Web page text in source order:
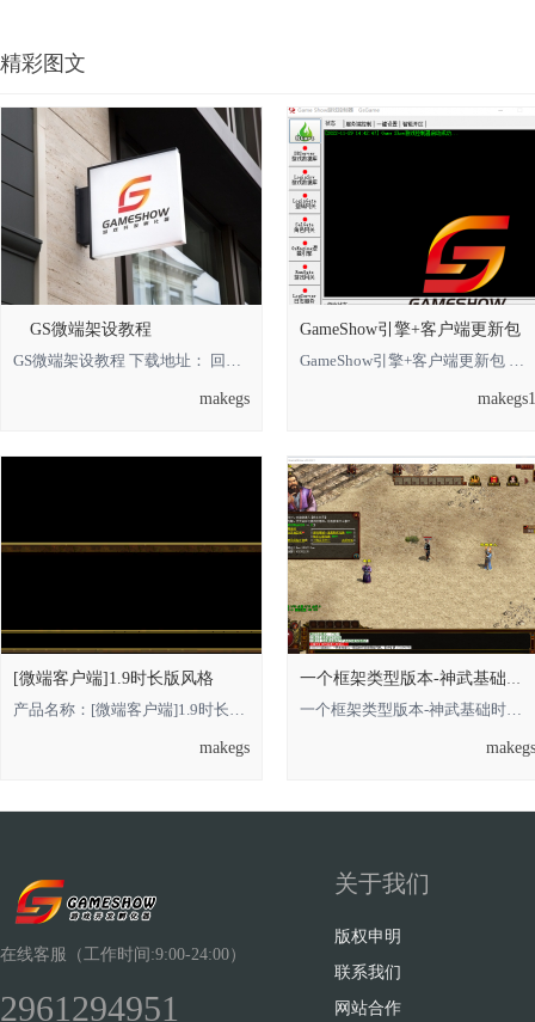
精彩图文
GS微端架设教程
GS微端架设教程 下载地址： 回复可见 **** 本内容被作者隐藏 ****
makegs
GameShow引擎+客户端更新包
GameShow引擎+客户端更新包 下载地址： 回复可见 **** 本内容被作者隐藏 **** *
makegs1
[微端客户端]1.9时长版风格
产品名称：[微端客户端]1.9时长版风格 **** 本内容被作者隐藏 **** **** 本内容被
makegs
一个框架类型版本-神武基础时长版的，借鉴
一个框架类型版本-神武基础时长版的**** 本内容被作者隐藏 ****，借鉴即可 金币
makegs
在线客服（工作时间:9:00-24:00）
2961294951
关于我们
版权申明
联系我们
网站合作